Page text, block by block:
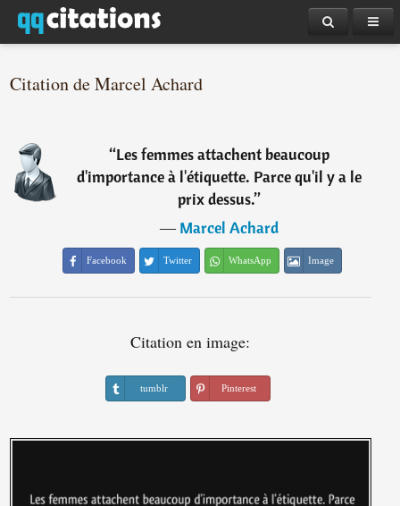
Citation de Marcel Achard
“Les femmes attachent beaucoup
d'importance à l'étiquette. Parce qu'il y a le
prix dessus.”
―Marcel Achard
Facebook Twitter WhatsApp Image
Citation en image:
tumblr Pinterest